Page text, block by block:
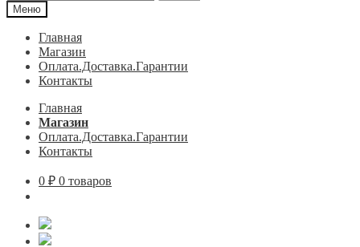
Меню
Главная
Магазин
Оплата.Доставка.Гарантии
Контакты
Главная
Магазин
Оплата.Доставка.Гарантии
Контакты
0 ₽ 0 товаров